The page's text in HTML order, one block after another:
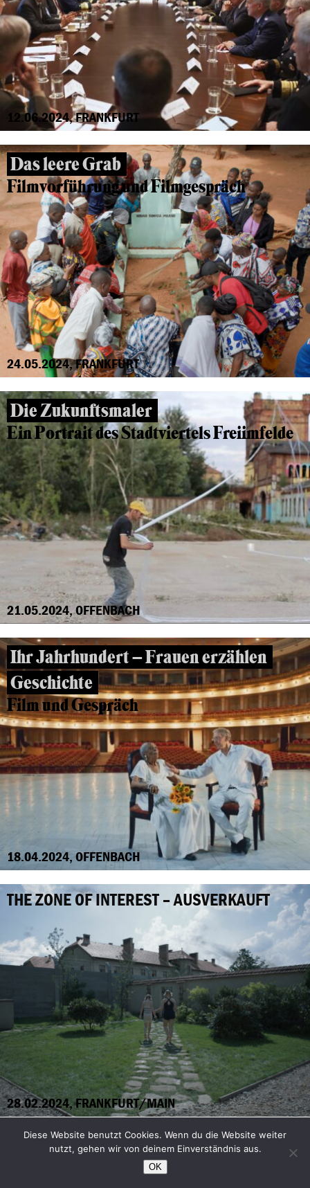
12.06.2024, FRANKFURT
Das leere Grab
Filmvorführung und Filmgespräch
24.05.2024, FRANKFURT
Die Zukunftsmaler
Ein Portrait des Stadtviertels Freiimfelde
21.05.2024, OFFENBACH
Ihr Jahrhundert – Frauen erzählen
Geschichte
Film und Gespräch
18.04.2024, OFFENBACH
THE ZONE OF INTEREST – AUSVERKAUFT
28.02.2024, FRANKFURT/MAIN
FEMINISM WTF
Diese Website benutzt Cookies. Wenn du die Website weiter
nutzt, gehen wir von deinem Einverständnis aus.
OK